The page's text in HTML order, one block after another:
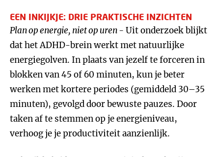
EEN INKIJKJE: DRIE PRAKTISCHE INZICHTEN
Plan op energie, niet op uren - Uit onderzoek blijkt
dat het ADHD-brein werkt met natuurlijke
energiegolven. In plaats van jezelf te forceren in
blokken van 45 of 60 minuten, kun je beter
werken met kortere periodes (gemiddeld 30–35
minuten), gevolgd door bewuste pauzes. Door
taken af te stemmen op je energieniveau,
verhoog je je productiviteit aanzienlijk.